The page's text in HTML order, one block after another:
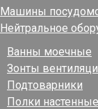
Машины
Нейтральное
Ванны моечные
Зонты
Подтоварники
Полки